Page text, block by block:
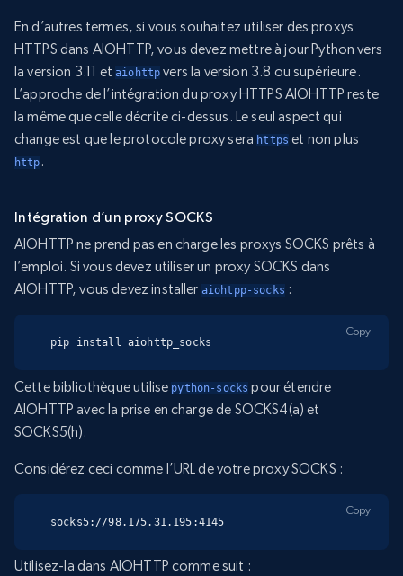
En d’autres termes, si vous souhaitez utiliser des proxys
HTTPS dans AIOHTTP, vous devez mettre à jour Python vers
la version 3.11 etaiohttp vers la version 3.8 ou supérieure.
L’approche de l’intégration du proxy HTTPS AIOHTTP reste
la même que celle décrite ci-dessus. Le seul aspect qui
change est que le protocole proxy sera https et non plus
http .
Intégration d’un proxy SOCKS
AIOHTTP ne prend pas en charge les proxys SOCKS prêts à
l’emploi. Si vous devez utiliser un proxy SOCKS dans
AIOHTTP, vous devez installer aiohtpp-socks :
pip install aiohttp_socks
Copy
Cette bibliothèque utilise python-socks pour étendre
AIOHTTP avec la prise en charge de SOCKS4(a) et
SOCKS5(h).
Considérez ceci comme l’URL de votre proxy SOCKS :
socks5://98.175.31.195:4145
Copy
Utilisez-la dans AIOHTTP comme suit :